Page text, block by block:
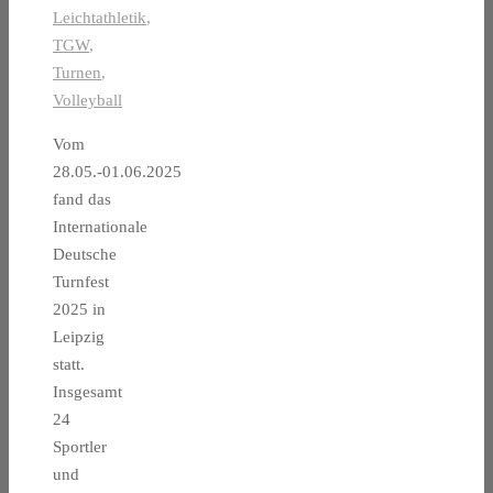
Leichtathletik,
TGW,
Turnen,
Volleyball
Vom
28.05.-01.06.2025
fand das
Internationale
Deutsche
Turnfest
2025 in
Leipzig
statt.
Insgesamt
24
Sportler
und